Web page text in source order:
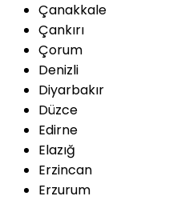
Çanakkale
Çankırı
Çorum
Denizli
Diyarbakır
Düzce
Edirne
Elazığ
Erzincan
Erzurum